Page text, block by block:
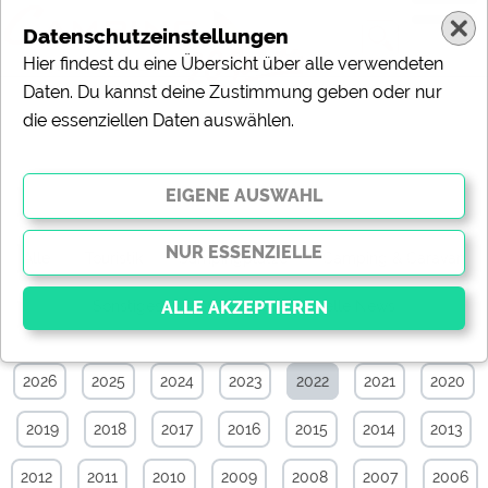
Campingplätze
Specials Aktuelle News
2026 2025 2024 2023 2022 2021 2020
2019 2018 2017 2016 2015 2014 2013
2012 2011 2010 2009 2008 2007 2006
Datenschutzeinstellungen
Hier findest du eine Übersicht über alle verwendeten
Daten. Du kannst deine Zustimmung geben oder nur
die essenziellen Daten auswählen.
Essenziell
Essenzielle Cookies ermöglichen grundlegende
Funktionen und sind für die einwandfreie Funktion der
werden Teile der Websitenicht funktionieren.